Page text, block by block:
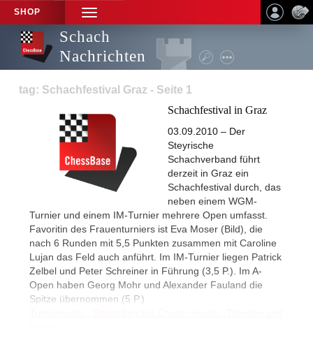
SHOP
TOGGLE
NAVIGATION
Schach
Nachrichten
tag: Schachfestival Graz - Seite 1
Schachfestival in Graz
03.09.2010 – Der
Steyrische
Schachverband führt
derzeit in Graz ein
Schachfestival durch, das
neben einem WGM-
Turnier und einem IM-Turnier mehrere Open umfasst.
Favoritin des Frauenturniers ist Eva Moser (Bild), die
nach 6 Runden mit 5,5 Punkten zusammen mit Caroline
Lujan das Feld auch anführt. Im IM-Turnier liegen Patrick
Zelbel und Peter Schreiner in Führung (3,5 P.). Im A-
Open haben Georg Mohr und Alexander Fauland die
Spitze übernommen (5 P.)